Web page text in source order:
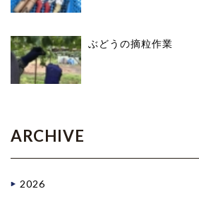
ぶどうの摘粒作業
ARCHIVE
2026